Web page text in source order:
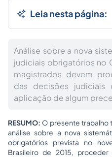
Leia nesta página:
Análise sobre a nova
judiciais obrigatórios no
magistrados devem
das decisões
aplicação de algum
RESUMO: O presente trabalho
análise sobre a nova
obrigatórios prevista no
Brasileiro de 2015,